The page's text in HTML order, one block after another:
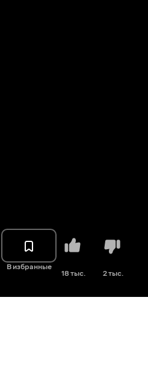
В избранные
18 тыс. 2 тыс.